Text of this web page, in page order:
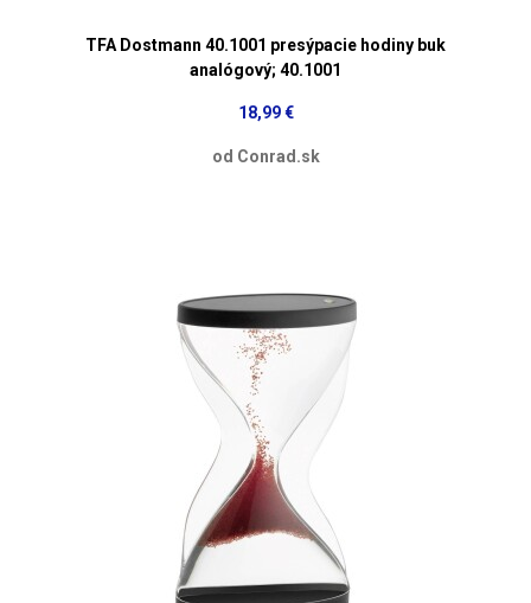
TFA Dostmann 40.1001 presýpacie hodiny buk
analógový; 40.1001
18,99 €
od Conrad.sk